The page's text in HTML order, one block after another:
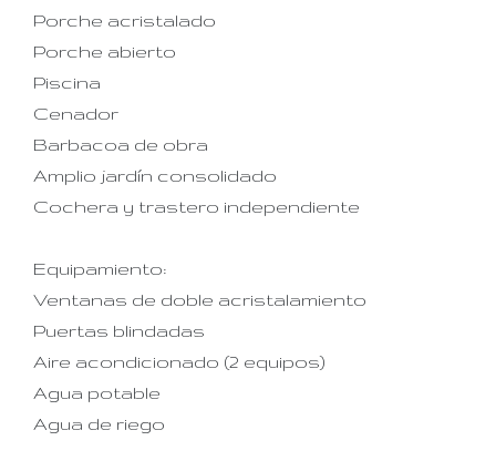
Porche acristalado
Porche abierto
Piscina
Cenador
Barbacoa de obra
Amplio jardín consolidado
Cochera y trastero independiente
Equipamiento:
Ventanas de doble acristalamiento
Puertas blindadas
Aire acondicionado (2 equipos)
Agua potable
Agua de riego